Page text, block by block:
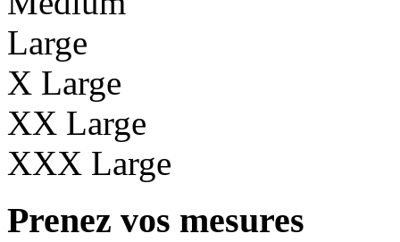
Large
X Large
XX Large
XXX Large
Prenez vos mesures